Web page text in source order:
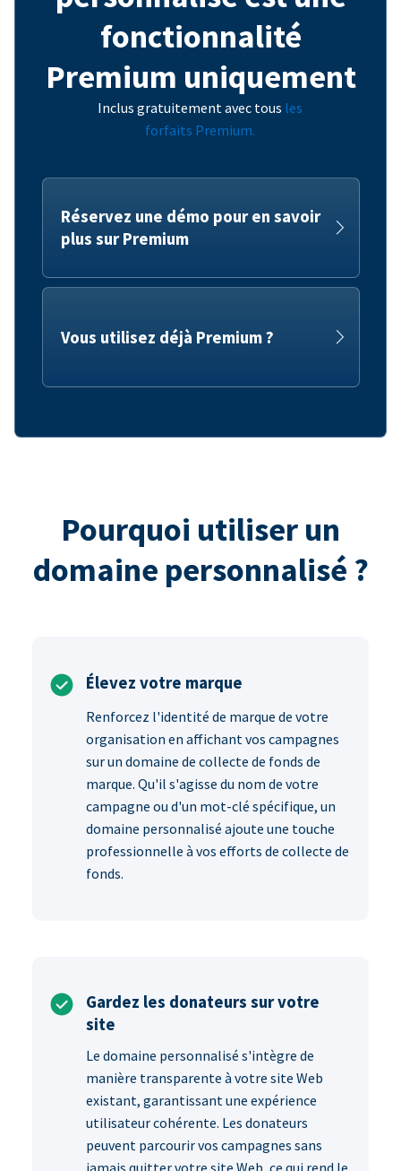
fonctionnalité
Premium uniquement
Inclus gratuitement avec tous les
forfaits Premium.
Réservez une démo pour en savoir
plus sur Premium
Vous utilisez déjà Premium ?
Pourquoi utiliser un
domaine personnalisé ?
Élevez votre marque
Renforcez l'identité de marque de votre
organisation en affichant vos campagnes
sur un domaine de collecte de fonds de
marque. Qu'il s'agisse du nom de votre
campagne ou d'un mot-clé spécifique, un
domaine personnalisé ajoute une touche
professionnelle à vos efforts de collecte de
fonds.
Gardez les donateurs sur votre
site
Le domaine personnalisé s'intègre de
manière transparente à votre site Web
existant, garantissant une expérience
utilisateur cohérente. Les donateurs
peuvent parcourir vos campagnes sans